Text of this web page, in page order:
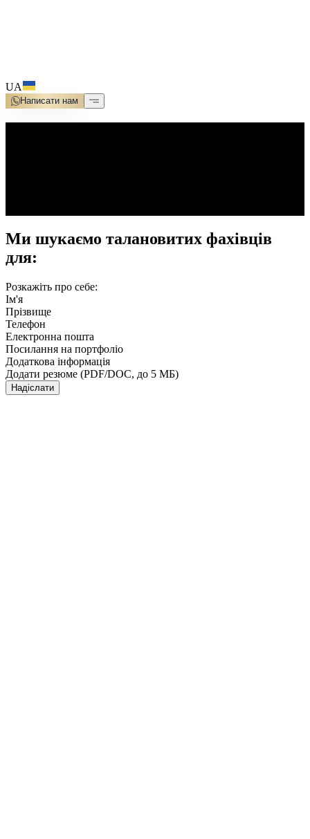
UA
Написати нам
Ми шукаємо талановитих фахівців
для:
Розкажіть про себе:
Ім'я
Прізвище
Телефон
Електронна пошта
Посилання на портфоліо
Додаткова інформація
Додати резюме (PDF/DOC, до 5 МБ)
Надіслати